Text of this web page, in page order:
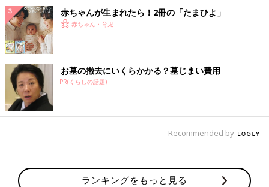
出典：Instagramアカウント「maico」
maicoさんのお宅では、洗面所の色味を白色で統一することで掃
除のタイミングがわかるんだとか。洗面所のボウルや小物に黄ば
みが出てきた頃、全体をオキシ漬けするそうです。目に見えて変
化がわかると、掃除もやる気が出ますよね！
週一掃除にはアルコール消毒を活用
赤ちゃんが生まれたら！2冊の「たまひよ」
赤ちゃん・育児
お墓の撤去にいくらかかる？墓じまい費用
PR(くらしの話題)
Recommended by
ランキングをもっと見る